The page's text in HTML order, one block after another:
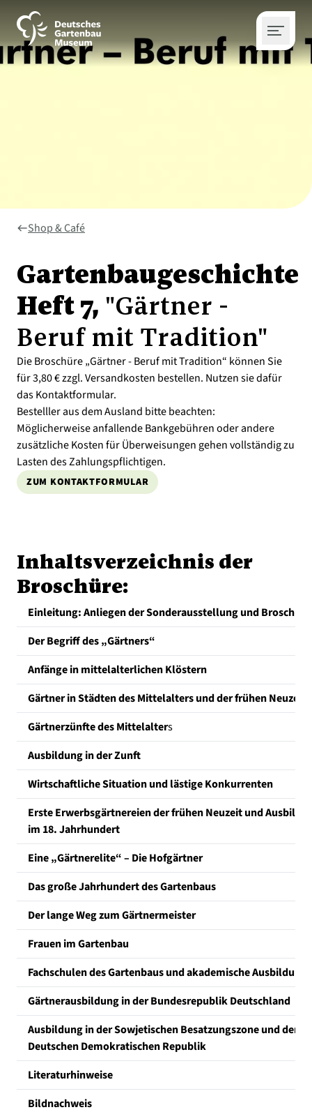
westShop & Café
Gartenbaugeschichte
Heft 7, "Gärtner -
Beruf mit Tradition"
Die Broschüre „Gärtner - Beruf mit Tradition“ können Sie
für 3,80 € zzgl. Versandkosten bestellen. Nutzen sie dafür
das Kontaktformular.
Bestelller aus dem Ausland bitte beachten:
Möglicherweise anfallende Bankgebühren oder andere
zusätzliche Kosten für Überweisungen gehen vollständig zu
Lasten des Zahlungspflichtigen.
ZUM KONTAKTFORMULAR
Inhaltsverzeichnis der
Broschüre:
Einleitung: Anliegen der Sonderausstellung und Broschüre
Der Begriff des „Gärtners“
Anfänge in mittelalterlichen Klöstern
Gärtner in Städten des Mittelalters und der frühen Neuzeit
Gärtnerzünfte des Mittelalters
Ausbildung in der Zunft
Wirtschaftliche Situation und lästige Konkurrenten
Erste Erwerbsgärtnereien der frühen Neuzeit und
im 18. Jahrhundert
Eine „Gärtnerelite“ – Die Hofgärtner
Das große Jahrhundert des Gartenbaus
Der lange Weg zum Gärtnermeister
Frauen im Gartenbau
Fachschulen des Gartenbaus und akademische Ausbildung
Gärtnerausbildung in der Bundesrepublik Deutschland
Ausbildung in der Sowjetischen Besatzungszone und der
Deutschen Demokratischen Republik
Literaturhinweise
Bildnachweis